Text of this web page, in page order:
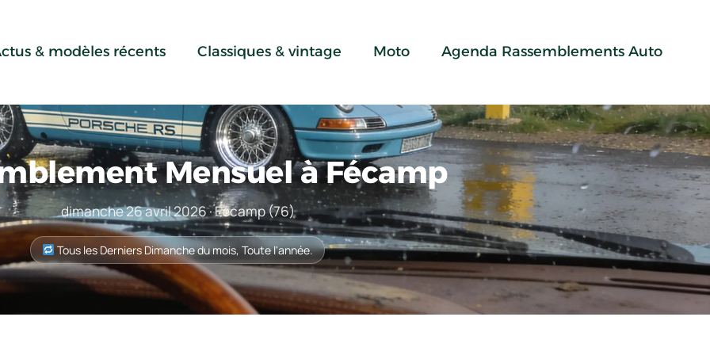
& modèles récents Classiques & vintage Moto Agenda Rassemblements Auto
Mensuel à Fécamp
dimanche 26 avril 2026 · Fécamp (76)
Tous les Derniers Dimanche du mois, Toute l'année.